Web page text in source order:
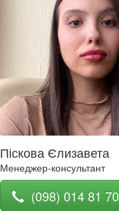
Піскова Єлизавета
Менеджер-консультант
(098) 014 81 70